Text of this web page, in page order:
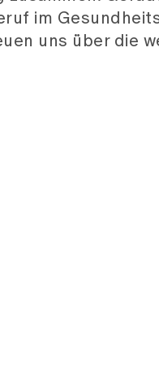
im
uns über die